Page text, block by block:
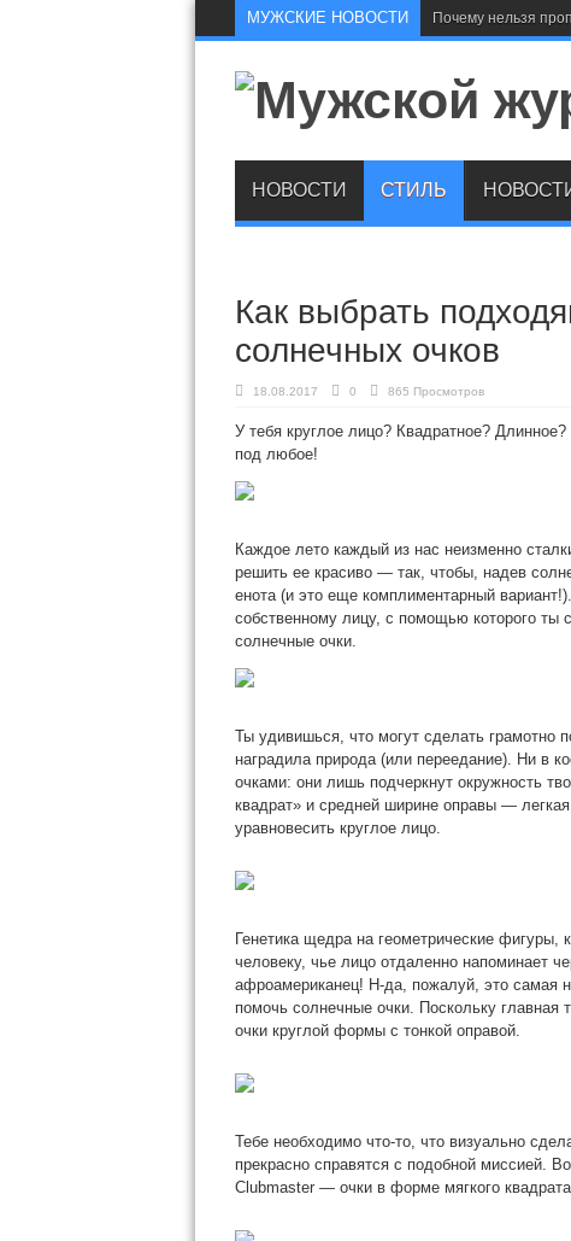
МУЖСКИЕ НОВОСТИ Почему нельзя
НОВОСТИ СТИЛЬ
Как выбрать
солнечных очков
18.08.2017 0 865 Просмотров
У тебя круглое лицо? Квадратное?
под любое!
Каждое лето каждый из нас неизменно
решить ее красиво — так, чтобы, надев
енота (и это еще комплиментарный
собственному лицу, с помощью которого
солнечные очки.
Ты удивишься, что могут сделать грамотно
наградила природа (или переедание). Ни в
очками: они лишь подчеркнут окружность
квадрат» и средней ширине оправы —
уравновесить круглое лицо.
Генетика щедра на геометрические
человеку, чье лицо отдаленно напоминает
афроамериканец! Н-да, пожалуй, это самая
помочь солнечные очки. Поскольку
очки круглой формы с тонкой оправой.
Тебе необходимо что-то, что визуально
прекрасно справятся с подобной миссией.
Clubmaster — очки в форме мягкого